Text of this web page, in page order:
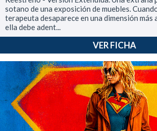
sotano de una exposición de muebles.
terapeuta desaparece en una dimensión más
ella debe adent...
VER FICHA